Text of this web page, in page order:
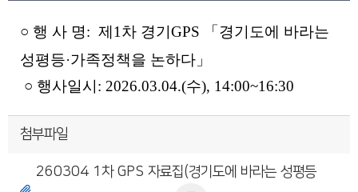
○ 행 사 명: 제1차 경기GPS 「경기도에 바라는
성평등·가족정책을 논하다」
○ 행사일시: 2026.03.04.(수), 14:00~16:30
첨부파일
260304 1차 GPS 자료집(경기도에 바라는 성평등